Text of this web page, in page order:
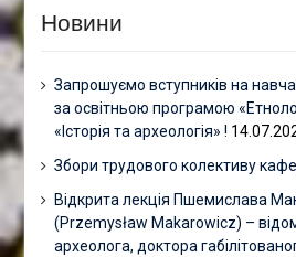
Новини
Запрошуємо вступників на
за освітньою програмою
«Історія та археологія» !
Збори трудового колективу
Відкрита лекція Пшемислава
(Przemysław Makarowicz) –
археолога, доктора